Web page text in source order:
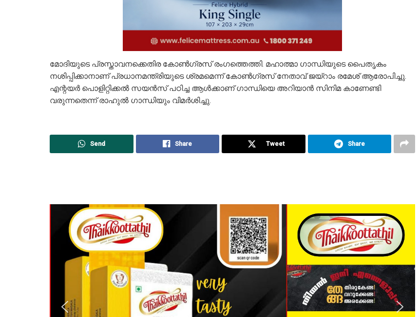
മോദിയുടെ പ്രസ്താവനക്കെതിര കോണ്‍ഗ്രസ് രംഗത്തെത്തി. മഹാത്മാ ഗാന്ധിയുടെ പൈതൃകം
നശിപ്പിക്കാനാണ് പ്രധാനമന്ത്രിയുടെ ശ്രമമെന്ന് കോൺഗ്രസ് നേതാവ് ജയ്റാം രമേശ് ആരോപിച്ചു.
എന്റയർ പൊളിറ്റിക്കൽ സയൻസ് പഠിച്ച ആൾക്കാണ് ​ഗാന്ധിയെ അറിയാൻ സിനിമ കാണേണ്ടി
വരുന്നതെന്ന് രാഹുൽ ​ഗാന്ധിയും വിമർശിച്ചു.
Send Share Tweet Share